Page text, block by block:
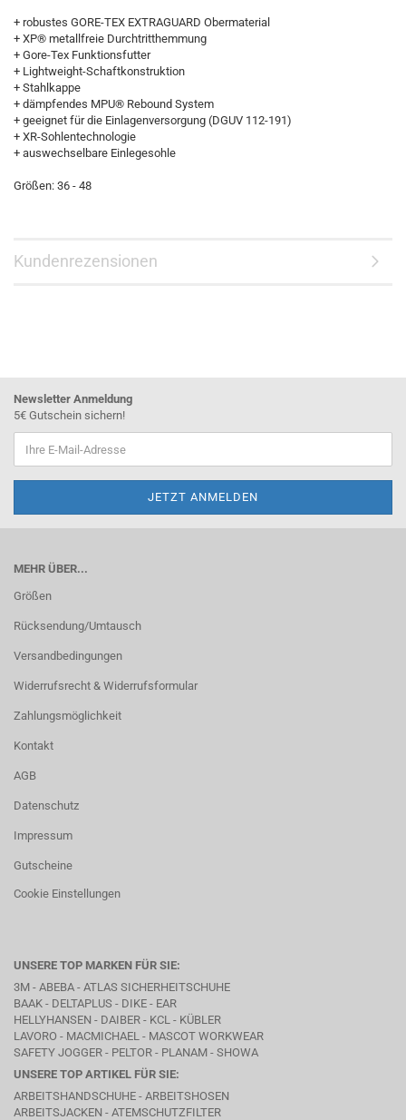
+ robustes GORE-TEX EXTRAGUARD Obermaterial
+ XP® metallfreie Durchtritthemmung
+ Gore-Tex Funktionsfutter
+ Lightweight-Schaftkonstruktion
+ Stahlkappe
+ dämpfendes MPU® Rebound System
+ geeignet für die Einlagenversorgung (DGUV 112-191)
+ XR-Sohlentechnologie
+ auswechselbare Einlegesohle
Größen: 36 - 48
Kundenrezensionen
Newsletter Anmeldung
5€ Gutschein sichern!
MEHR ÜBER...
Größen
Rücksendung/Umtausch
Versandbedingungen
Widerrufsrecht & Widerrufsformular
Zahlungsmöglichkeit
Kontakt
AGB
Datenschutz
Impressum
Gutscheine
Cookie Einstellungen
UNSERE TOP MARKEN FÜR SIE:
3M - ABEBA - ATLAS SICHERHEITSCHUHE
BAAK - DELTAPLUS - DIKE - EAR
HELLYHANSEN - DAIBER - KCL - KÜBLER
LAVORO - MACMICHAEL - MASCOT WORKWEAR
SAFETY JOGGER - PELTOR - PLANAM - SHOWA
UNSERE TOP ARTIKEL FÜR SIE:
ARBEITSHANDSCHUHE - ARBEITSHOSEN
ARBEITSJACKEN - ATEMSCHUTZFILTER